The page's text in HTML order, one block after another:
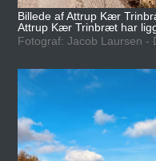
Billede af Attrup Kær
Attrup Kær Trinbræt har
Fotograf: Jacob Laursen -